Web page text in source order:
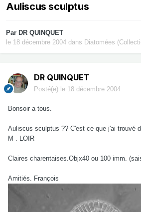
Auliscus sculptus
Par DR QUINQUET
le 18 décembre 2004 dans Diatomées
DR QUINQUET
Posté(e) le 18 décembre 2004
Bonsoir a tous.
Auliscus sculptus ?? C'est ce que j'ai trouvé
M . LOIR
Claires charentaises.Objx40 ou 100 imm.
Amitiés. François